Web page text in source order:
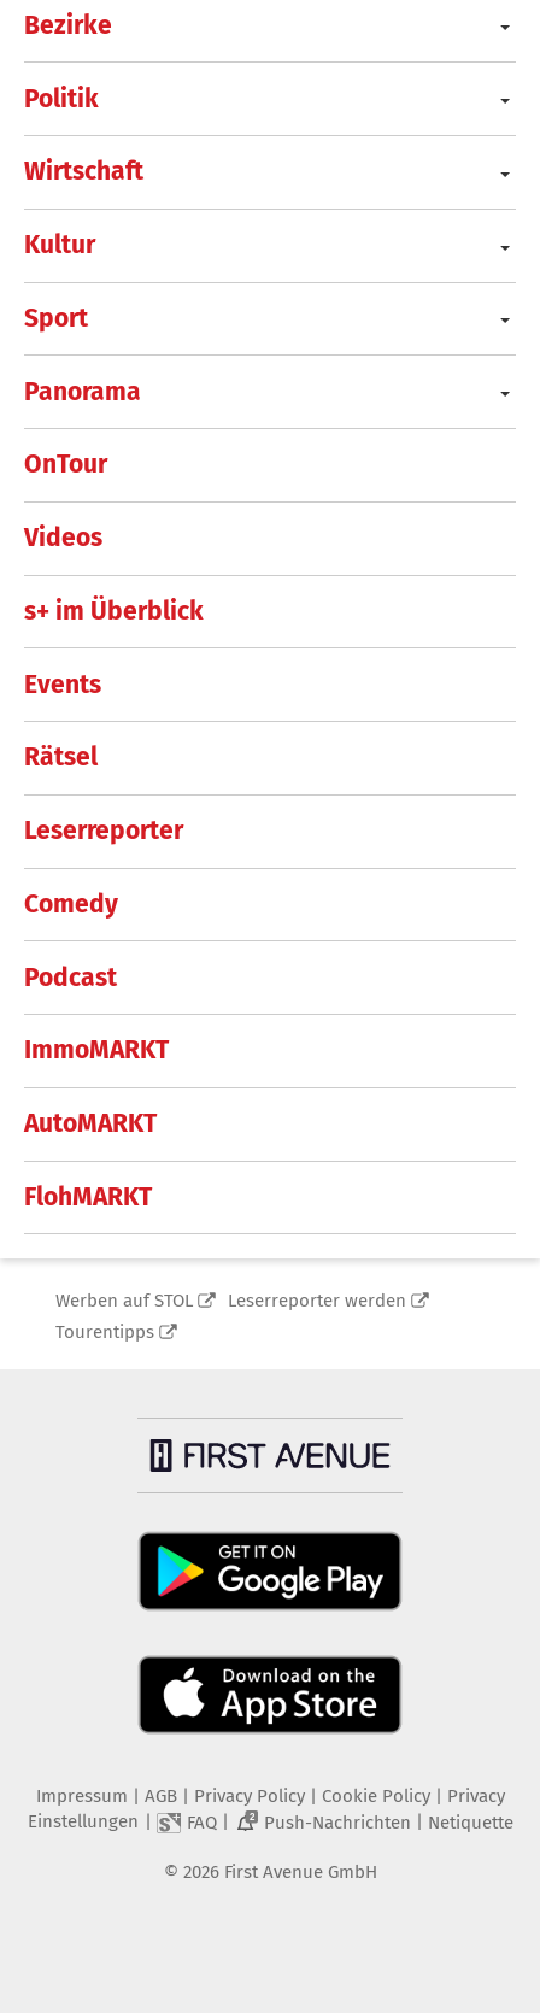
Bezirke
Politik
Wirtschaft
Kultur
Sport
Panorama
OnTour
Videos
s+ im Überblick
Events
Rätsel
Leserreporter
Comedy
Podcast
ImmoMARKT
AutoMARKT
FlohMARKT
Werben auf STOL
Leserreporter werden
Tourentipps
Impressum AGB Privacy Policy| Cookie Policy| Privacy
Einstellungen
FAQ| 2 Push-Nachrichten Netiquette
© 2026 First Avenue GmbH